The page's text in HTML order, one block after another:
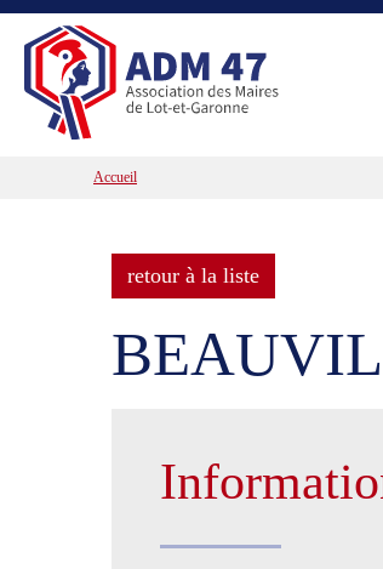
Accueil
retour à la liste